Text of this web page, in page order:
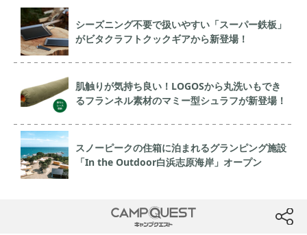
シーズニング不要で扱いやすい「スーパー鉄板」
がビタクラフトクックギアから新登場！
肌触りが気持ち良い！LOGOSから丸洗いもでき
るフランネル素材のマミー型シュラフが新登場！
スノーピークの住箱に泊まれるグランピング施設
「In the Outdoor白浜志原海岸」オープン
btn
CAMP QUEST